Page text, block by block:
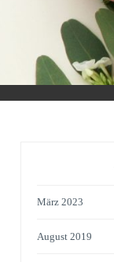
März 2023
August 2019